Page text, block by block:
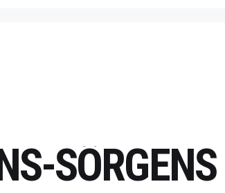
SÖRGENS